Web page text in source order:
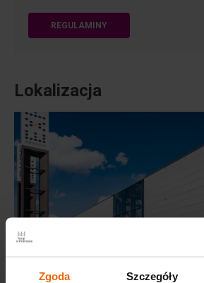
Zgoda Szczegóły
REGULAMINY
Lokalizacja